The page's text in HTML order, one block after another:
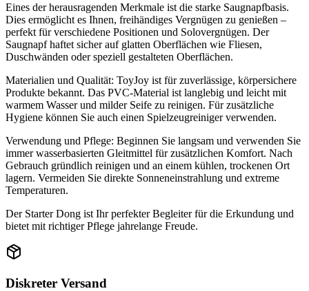
Eines der herausragenden Merkmale ist die starke Saugnapfbasis.
Dies ermöglicht es Ihnen, freihändiges Vergnügen zu genießen –
perfekt für verschiedene Positionen und Solovergnügen. Der
Saugnapf haftet sicher auf glatten Oberflächen wie Fliesen,
Duschwänden oder speziell gestalteten Oberflächen.
Materialien und Qualität: ToyJoy ist für zuverlässige, körpersichere
Produkte bekannt. Das PVC-Material ist langlebig und leicht mit
warmem Wasser und milder Seife zu reinigen. Für zusätzliche
Hygiene können Sie auch einen Spielzeugreiniger verwenden.
Verwendung und Pflege: Beginnen Sie langsam und verwenden Sie
immer wasserbasierten Gleitmittel für zusätzlichen Komfort. Nach
Gebrauch gründlich reinigen und an einem kühlen, trockenen Ort
lagern. Vermeiden Sie direkte Sonneneinstrahlung und extreme
Temperaturen.
Der Starter Dong ist Ihr perfekter Begleiter für die Erkundung und
bietet mit richtiger Pflege jahrelange Freude.
Diskreter Versand